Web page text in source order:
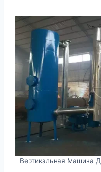
Вертикальная Машина